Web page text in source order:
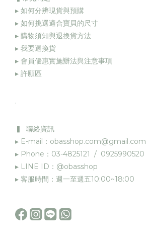
▸ 如何分辨現貨與預購
▸ 如何挑選適合寶貝的尺寸
▸ 購物須知與退換貨方法
▸ 我要退換貨
▸ 會員優惠實施辦法與注意事項
▸ 許願區
.
▍ 聯絡資訊
▸ E-mail：obasshop.com@gmail.com
▸ Phone：03-4825121 / 0925990520
▸ LINE ID：@obasshop
▸ 客服時間：週一至週五10:00~18:00